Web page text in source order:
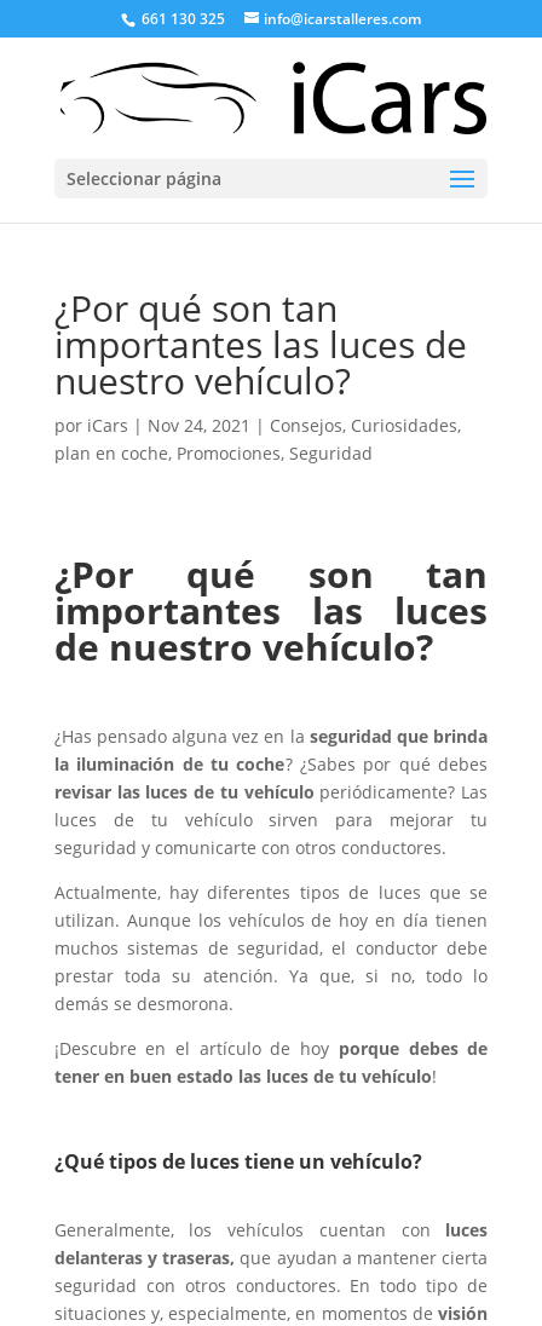
661 130 325 info@icarstalleres.com
Seleccionar página
¿Por qué son tan
importantes las luces de
nuestro vehículo?
por iCars | Nov 24, 2021 | Consejos, Curiosidades,
plan en coche, Promociones, Seguridad
¿Por qué son tan
importantes las luces
de nuestro vehículo?
¿Has pensado alguna vez en la seguridad que brinda
la iluminación de tu coche? ¿Sabes por qué debes
revisar las luces de tu vehículo periódicamente? Las
luces de tu vehículo sirven para mejorar tu
seguridad y comunicarte con otros conductores.
Actualmente, hay diferentes tipos de luces que se
utilizan. Aunque los vehículos de hoy en día tienen
muchos sistemas de seguridad, el conductor debe
prestar toda su atención. Ya que, si no, todo lo
demás se desmorona.
¡Descubre en el artículo de hoy porque debes de
tener en buen estado las luces de tu vehículo!
¿Qué tipos de luces tiene un vehículo?
Generalmente, los vehículos cuentan con luces
delanteras y traseras, que ayudan a mantener cierta
seguridad con otros conductores. En todo tipo de
situaciones y, especialmente, en momentos devisión